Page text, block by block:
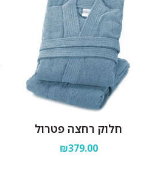
חלוק רחצה פטרול
₪379.00